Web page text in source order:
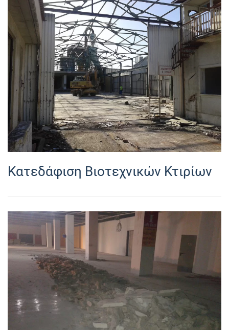
Κατεδάφιση Βιοτεχνικών Κτιρίων